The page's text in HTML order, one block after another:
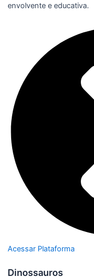
envolvente e educativa.
Acessar Plataforma
Dinossauros